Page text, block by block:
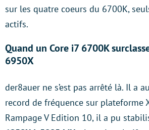
sur les quatre coeurs du 6700K,
actifs.
Quand un Core i7 6700K
6950X
der8auer ne s’est pas arrêté là. Il a
record de fréquence sur plateforme
Rampage V Edition 10, il a pu